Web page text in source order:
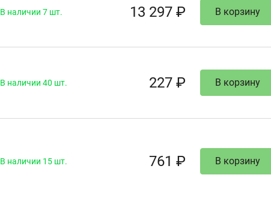
В наличии 7 шт. 13 297 ₽ В корзину
В наличии 40 шт. 227 ₽ В корзину
В наличии 15 шт. 761 ₽ В корзину